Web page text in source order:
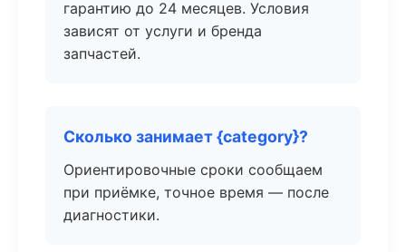
гарантию до 24 месяцев. Условия
зависят от услуги и бренда
запчастей.
Сколько занимает {category}?
Ориентировочные сроки сообщаем
при приёмке, точное время — после
диагностики.